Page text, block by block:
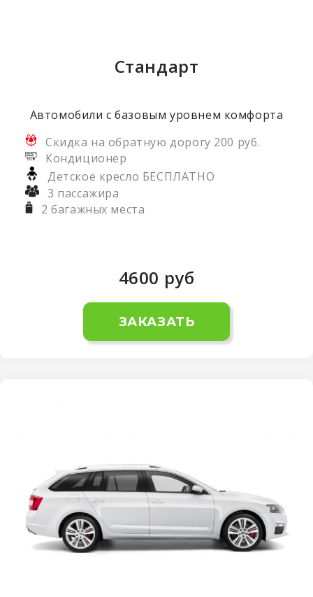
Стандарт
Автомобили с базовым уровнем комфорта
Скидка на обратную дорогу 200 руб.
Кондиционер
Детское кресло БЕСПЛАТНО
3 пассажира
2 багажных места
4600 руб
ЗАКАЗАТЬ